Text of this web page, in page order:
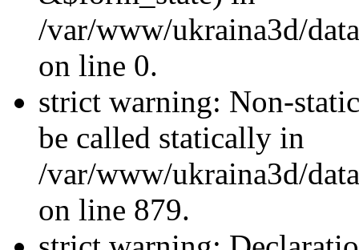
/var/www/ukraina3d/
on line 0.
strict warning: Non-
be called statically in
/var/www/ukraina3d/
on line 879.